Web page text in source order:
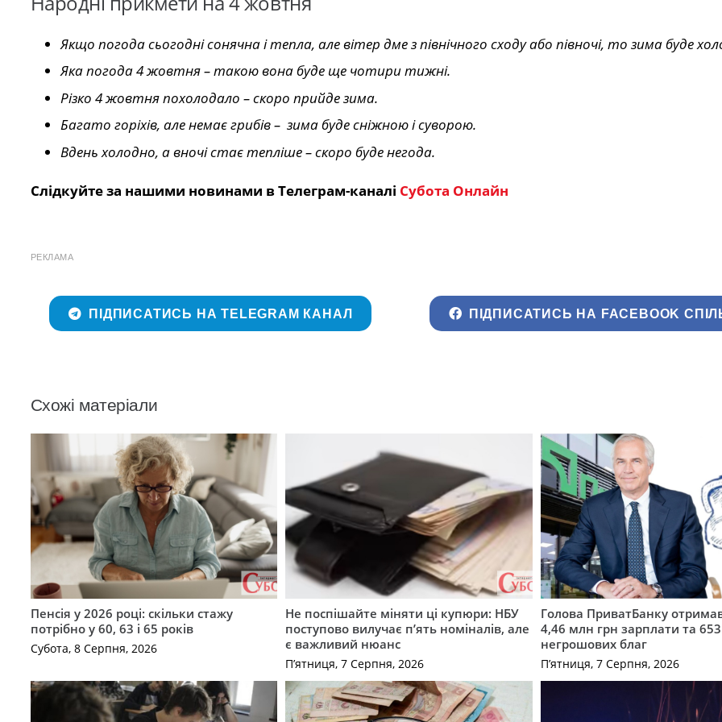
Якщо погода сьогодні сонячна і тепла, але вітер дме з північного сходу або півночі, то зима буде
Яка погода 4 жовтня – такою вона буде ще чотири тижні.
Різко 4 жовтня похолодало – скоро прийде зима.
Багато горіхів, але немає грибів – зима буде сніжною і суворою.
Вдень холодно, а вночі стає тепліше – скоро буде негода.
Слідкуйте за нашими новинами в Телеграм-каналі Субота Онлайн
РЕКЛАМА
ПІДПИСАТИСЬ НА TELEGRAM КАНАЛ ПІДПИСАТИСЬ НА FACEBOOK
Схожі матеріали
Пенсія у 2026 році: скільки стажу
потрібно у 60, 63 і 65 років
Субота, 8 Серпня, 2026
Не поспішайте міняти ці купюри: НБУ
поступово вилучає п’ять номіналів, але
є важливий нюанс
П’ятниця, 7 Серпня, 2026
Голова ПриватБанку
4,46 млн грн зарплати та 653
негрошових благ
П’ятниця, 7 Серпня, 2026